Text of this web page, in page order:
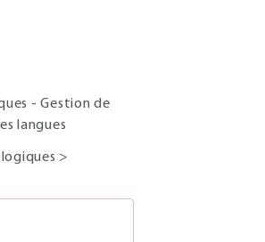
- Gestion de
langues
>